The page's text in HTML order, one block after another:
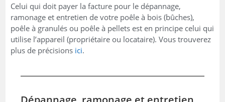
Celui qui doit payer la facture pour le dépannage,
ramonage et entretien de votre poêle à bois (bûches),
poêle à granulés ou poêle à pellets est en principe celui qui
utilise l’appareil (propriétaire ou locataire). Vous trouverez
plus de précisions ici.